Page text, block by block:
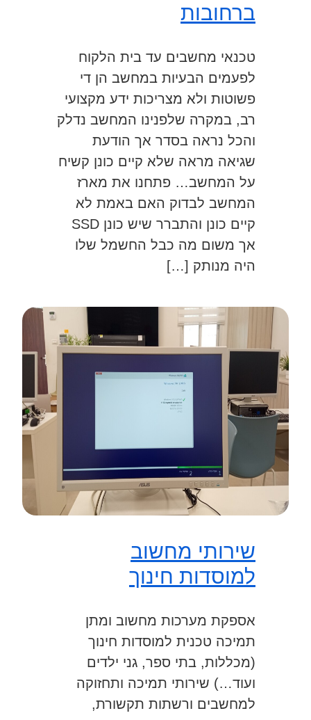
ברחובות
טכנאי מחשבים עד בית הלקוח
לפעמים הבעיות במחשב הן די
פשוטות ולא מצריכות ידע מקצועי
רב, במקרה שלפנינו המחשב נדלק
והכל נראה בסדר אך הודעת
שגיאה מראה שלא קיים כונן קשיח
על המחשב… פתחנו את מארז
המחשב לבדוק האם באמת לא
קיים כונן והתברר שיש כונן SSD
אך משום מה כבל החשמל שלו
היה מנותק […]
שירותי מחשוב
למוסדות חינוך
אספקת מערכות מחשוב ומתן
תמיכה טכנית למוסדות חינוך
(מכללות, בתי ספר, גני ילדים
ועוד…) שירותי תמיכה ותחזוקה
למחשבים ורשתות תקשורת,